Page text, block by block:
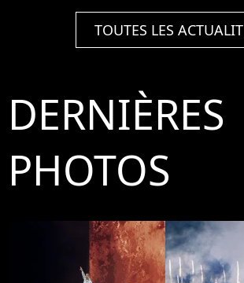
TOUTES LES
DERNIÈRES
PHOTOS